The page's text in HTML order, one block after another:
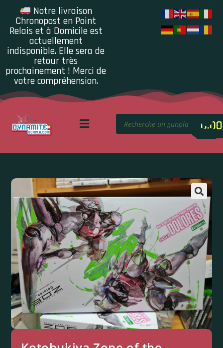
Notre livraison
Chronopost en Point
Relais et à Domicile est
actuellement
indisponible. Elle sera de
retour très
prochainement ! Merci de
votre compréhension.
0.00